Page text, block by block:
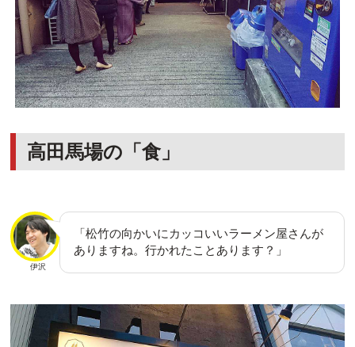
高田馬場の「食」
伊沢
「松竹の向かいにカッコいいラーメン屋さんが
ありますね。行かれたことあります？」